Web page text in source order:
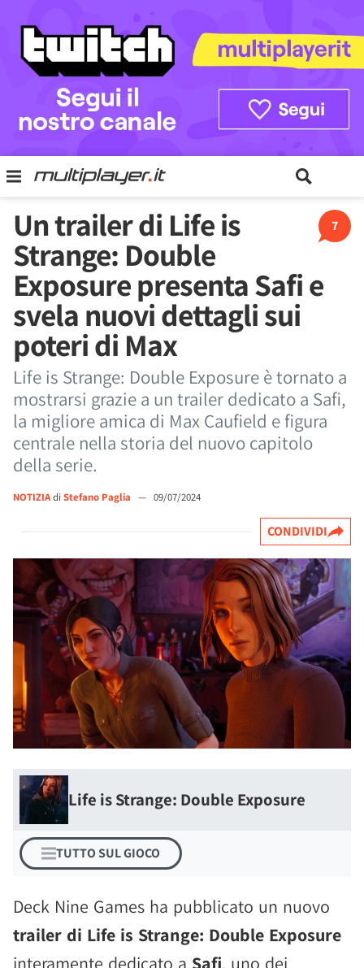
7
Un trailer di Life is
Strange: Double
Exposure presenta Safi e
svela nuovi dettagli sui
poteri di Max
Life is Strange: Double Exposure è tornato a
mostrarsi grazie a un trailer dedicato a Safi,
la migliore amica di Max Caufield e figura
centrale nella storia del nuovo capitolo
della serie.
NOTIZIAdi Stefano Paglia — 09/07/2024
CONDIVIDI
Life is Strange: Double Exposure
TUTTO SUL GIOCO
Deck Nine Games ha pubblicato un nuovo
trailer di Life is Strange: Double Exposure
interamente dedicato a Safi, uno dei